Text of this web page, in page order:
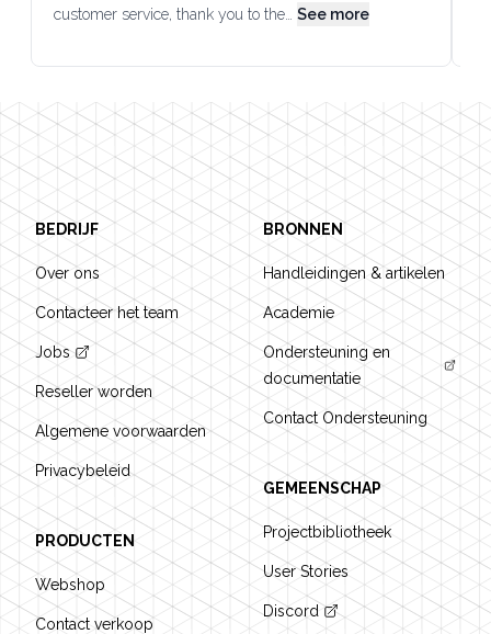
customer service, thank you to the…
See more
Footer
BEDRIJF
Over ons
Contacteer het team
Jobs
Reseller worden
Algemene voorwaarden
Privacybeleid
PRODUCTEN
Webshop
Contact verkoop
BRONNEN
Handleidingen & artikelen
Academie
Ondersteuning en
documentatie
Contact Ondersteuning
GEMEENSCHAP
Projectbibliotheek
User Stories
Discord